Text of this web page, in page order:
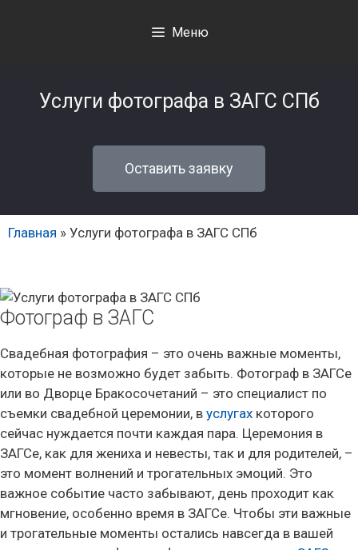
Меню
Услуги фотографа в ЗАГС СПб
Оставить заявку
Главная » Услуги фотографа в ЗАГС СПб
Фотограф в ЗАГС
Свадебная фотография – это очень важные моменты,
которые не возможно будет забыть. Фотограф в ЗАГСе
или во Дворце Бракосочетаний – это специалист по
съемки свадебной церемонии, в услугах которого
сейчас нуждается почти каждая пара. Церемония в
ЗАГСе, как для жениха и невесты, так и для родителей, –
это момент волнений и трогательных эмоций. Это
важное событие часто забывают, день проходит как
мгновение, особенно время в ЗАГСе. Чтобы эти важные
и трогательные моменты остались навсегда в вашей